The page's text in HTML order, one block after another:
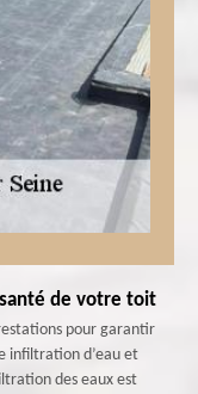
de votre toit
pour garantir
infiltration d’eau et
des eaux est